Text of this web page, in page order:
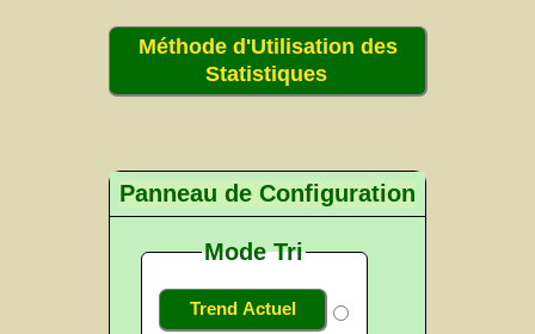
Méthode d'Utilisation des
Statistiques
Panneau de Configuration
Mode Tri
Trend Actuel